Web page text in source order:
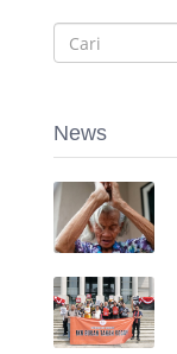
News